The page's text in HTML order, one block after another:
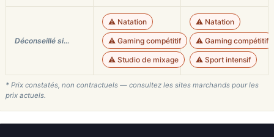
Déconseillé si…
⚠️ Natation
⚠️ Gaming compétitif
⚠️ Studio de mixage
⚠️ Natation
⚠️ Gaming compétitif
⚠️ Sport intensif
* Prix constatés, non contractuels — consultez les sites marchands pour les
prix actuels.